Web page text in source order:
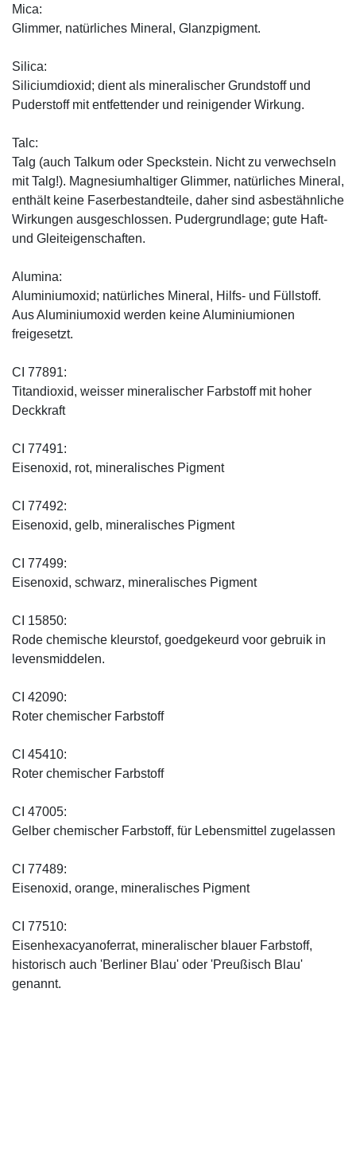
Mica:
Glimmer, natürliches Mineral, Glanzpigment.
Silica:
Siliciumdioxid; dient als mineralischer Grundstoff und
Puderstoff mit entfettender und reinigender Wirkung.
Talc:
Talg (auch Talkum oder Speckstein. Nicht zu verwechseln
mit Talg!). Magnesiumhaltiger Glimmer, natürliches Mineral,
enthält keine Faserbestandteile, daher sind asbestähnliche
Wirkungen ausgeschlossen. Pudergrundlage; gute Haft-
und Gleiteigenschaften.
Alumina:
Aluminiumoxid; natürliches Mineral, Hilfs- und Füllstoff.
Aus Aluminiumoxid werden keine Aluminiumionen
freigesetzt.
CI 77891:
Titandioxid, weisser mineralischer Farbstoff mit hoher
Deckkraft
CI 77491:
Eisenoxid, rot, mineralisches Pigment
CI 77492:
Eisenoxid, gelb, mineralisches Pigment
CI 77499:
Eisenoxid, schwarz, mineralisches Pigment
CI 15850:
Rode chemische kleurstof, goedgekeurd voor gebruik in
levensmiddelen.
CI 42090:
Roter chemischer Farbstoff
CI 45410:
Roter chemischer Farbstoff
CI 47005:
Gelber chemischer Farbstoff, für Lebensmittel zugelassen
CI 77489:
Eisenoxid, orange, mineralisches Pigment
CI 77510:
Eisenhexacyanoferrat, mineralischer blauer Farbstoff,
historisch auch 'Berliner Blau' oder 'Preußisch Blau'
genannt.